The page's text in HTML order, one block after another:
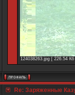
124038263.jpg [ 226.54
Re: Заряженные